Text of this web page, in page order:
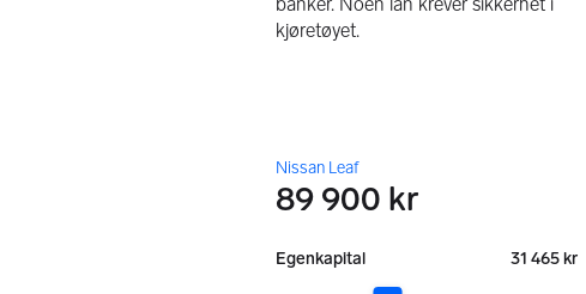
kjøretøyet.
Nissan Leaf
89 900 kr
Egenkapital
: 31 465 kr